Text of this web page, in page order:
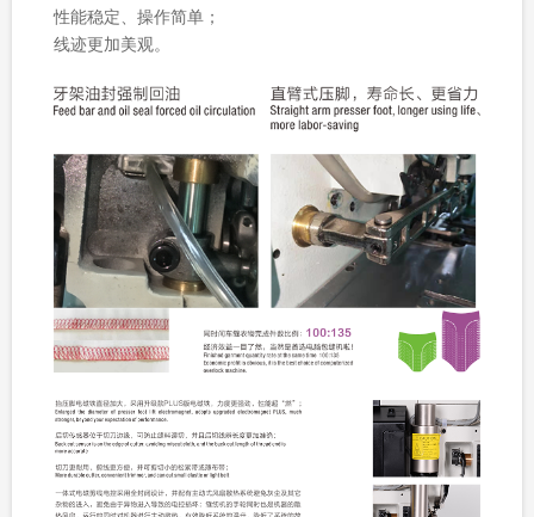
性能稳定、操作简单；
线迹更加美观。